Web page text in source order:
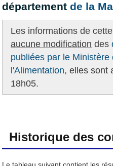
départementde la
Les informations de
aucune modification des
publiées par le
l'Alimentation, elles sont
18h05.
Historique des
Le tableau suivant contient les